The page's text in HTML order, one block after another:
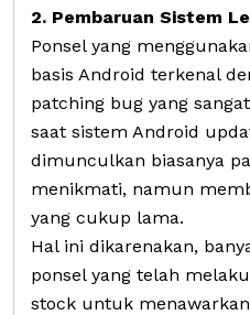
2. Pembaruan Sistem
Ponsel yang
basis Android terkenal
patching bug yang
saat sistem Android
dimunculkan biasanya
menikmati, namun
yang cukup lama.
Hal ini dikarenakan,
ponsel yang telah
stock untuk